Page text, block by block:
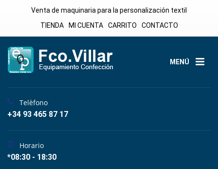
Venta de maquinaria para la personalización textil
TIENDA
MI CUENTA CARRITO CONTACTO
MENÚ
Telèfono
+34 93 465 87 17
Horario
*08:30 - 18:30